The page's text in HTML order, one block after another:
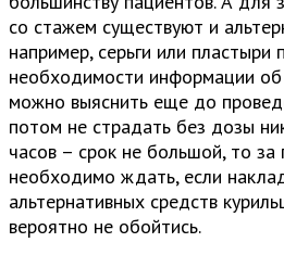
со стажем существуют и
например, серьги или пластыри
необходимости информации об
можно выяснить еще до
потом не страдать без дозы
часов – срок не большой, то за
необходимо ждать, если
альтернативных средств
вероятно не обойтись.